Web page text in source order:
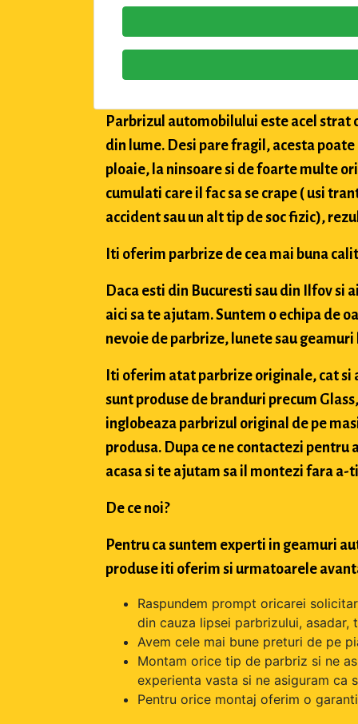
Parbrizul automobilului este acel strat
din lume. Desi pare fragil, acesta
ploaie, la ninsoare si de foarte multe
cumulati care il fac sa se crape ( usi
accident sau un alt tip de soc fizic),
Iti oferim parbrize de cea mai buna
Daca esti din Bucuresti sau din Ilfov si
aici sa te ajutam. Suntem o echipa de
nevoie de parbrize, lunete sau
Iti oferim atat parbrize originale, cat
sunt produse de branduri precum
inglobeaza parbrizul original de pe
produsa. Dupa ce ne contactezi
acasa si te ajutam sa il montezi fara a-
De ce noi?
Pentru ca suntem experti in geamuri
produse iti oferim si urmatoarele
Raspundem prompt oricarei
din cauza lipsei parbrizului,
Avem cele mai bune preturi de pe
Montam orice tip de parbriz si ne
experienta vasta si ne asiguram ca
Pentru orice montaj oferim o